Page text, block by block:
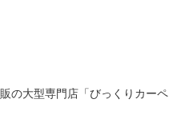
の大型専門店「びっくりカーペ